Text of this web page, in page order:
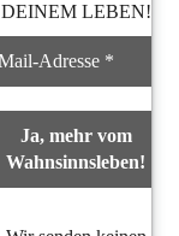
DEINEM LEBEN!